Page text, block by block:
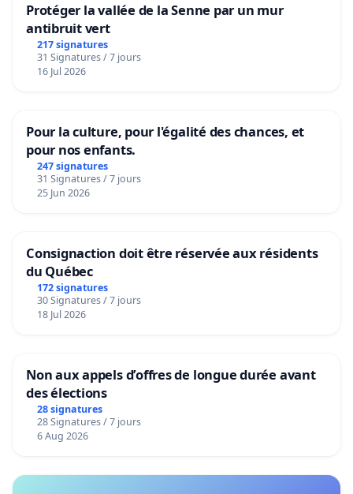
Protéger la vallée de la Senne par un mur
antibruit vert
217 signatures
31 Signatures / 7 jours
16 Jul 2026
Pour la culture, pour l'égalité des chances, et
pour nos enfants.
247 signatures
31 Signatures / 7 jours
25 Jun 2026
Consignaction doit être réservée aux résidents
du Québec
172 signatures
30 Signatures / 7 jours
18 Jul 2026
Non aux appels d’offres de longue durée avant
des élections
28 signatures
28 Signatures / 7 jours
6 Aug 2026